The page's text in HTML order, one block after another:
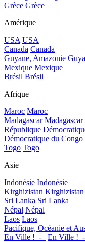
Grèce Grèce
Amérique
USA USA
Canada Canada
Guyane, Amazonie
Mexique Mexique
Brésil Brésil
Afrique
Maroc Maroc
Madagascar Madagascar
République
Démocratique du
Togo Togo
Asie
Indonésie Indonésie
Kirghizistan Kirghizistan
Sri Lanka Sri Lanka
Népal Népal
Laos Laos
Pacifique, Océanie et
En Ville !_-_
En Ville !_-_